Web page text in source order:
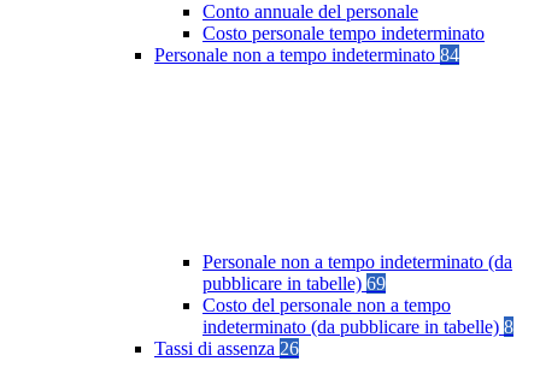
Conto annuale del personale
Costo personale tempo indeterminato
Personale non a tempo indeterminato 84
Personale non a tempo indeterminato (da
pubblicare in tabelle) 69
Costo del personale non a tempo
indeterminato (da pubblicare in tabelle) 8
Tassi di assenza 26